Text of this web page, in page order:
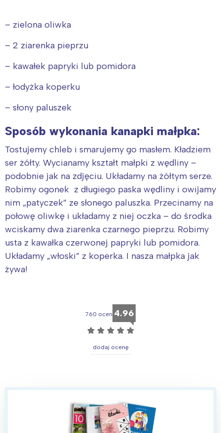
– zielona oliwka
– 2 ziarenka pieprzu
– kawałek papryki lub pomidora
– łodyżka koperku
– słony paluszek
Sposób wykonania kanapki małpka:
Tostujemy chleb i smarujemy go masłem. Kładziem
ser żółty. Wycianamy kształt małpki z wędliny –
podobnie jak na zdjęciu. Układamy na żółtym serze.
Robimy ogonek z długiego paska wędliny i owijamy
nim „patyczek” ze słonego paluszka. Przecinamy na
połowę oliwkę i układamy z niej oczka – do środka
wciskamy dwa ziarenka czarnego pieprzu. Robimy
usta z kawałka czerwonej papryki lub pomidora.
Układamy „włoski” z koperka. I nasza małpka jak
żywa!
760 ocen 4.96
☆ ☆ ☆ ☆ ☆
dodaj ocenę